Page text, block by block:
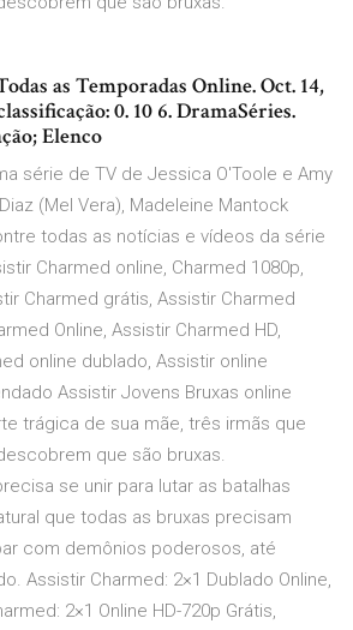
as Temporadas Online. Oct. 14,
0. 10 6. DramaSéries.
Elenco
série de TV de Jessica O'Toole e Amy
(Mel Vera), Madeleine Mantock
todas as notícias e vídeos da série
Charmed online, Charmed 1080p,
Charmed grátis, Assistir Charmed
Online, Assistir Charmed HD,
online dublado, Assistir online
Assistir Jovens Bruxas online
trágica de sua mãe, três irmãs que
que são bruxas.
se unir para lutar as batalhas
que todas as bruxas precisam
com demônios poderosos, até
Assistir Charmed: 2×1 Dublado Online,
2×1 Online HD-720p Grátis,